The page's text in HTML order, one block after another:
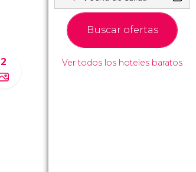
2
Buscar ofertas
Ver todos los hoteles baratos